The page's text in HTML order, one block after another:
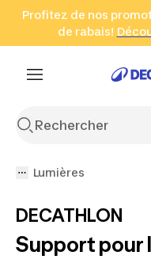
Aller à la recherche
Profitez de nos
de rabais!
en
(Zones
Lumières
DECATHLON
Support pour